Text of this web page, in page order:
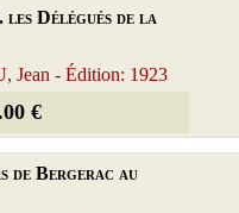
les Délégués de la
Jean - Édition: 1923
€
de Bergerac au